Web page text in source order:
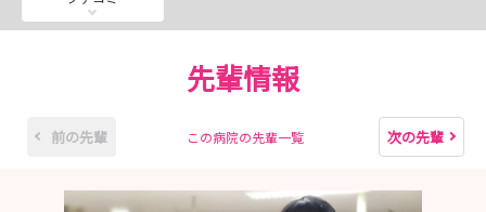
ご参加お待ちしています。先輩情報
前の先輩 この病院の先輩一覧 次の先輩